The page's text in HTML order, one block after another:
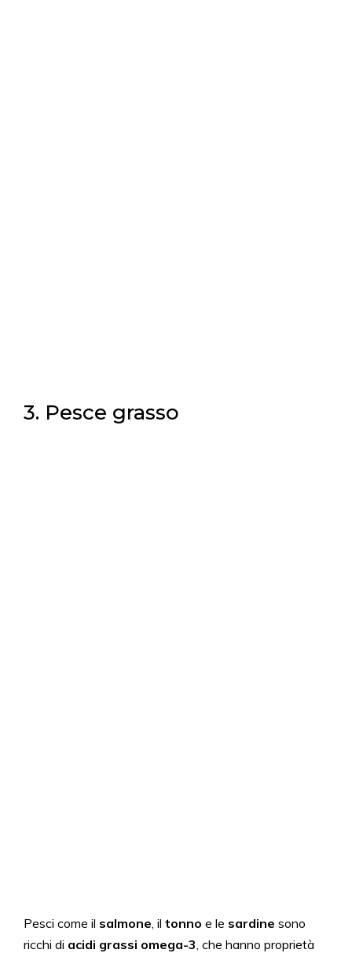
3. Pesce grasso
Pesci come il salmone, il tonno e le sardine sono
ricchi di acidi grassi omega-3, che hanno proprietà